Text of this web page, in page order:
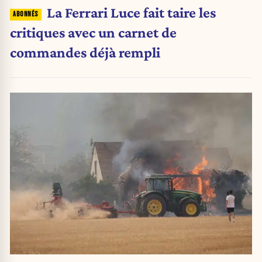
La Ferrari Luce fait taire les
critiques avec un carnet de
commandes déjà rempli